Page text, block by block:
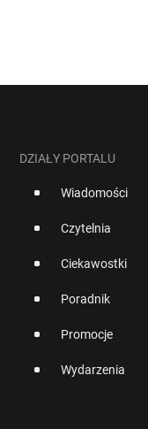
DZIAŁY PORTALU
Wiadomości
Czytelnia
Ciekawostki
Poradnik
Promocje
Wydarzenia